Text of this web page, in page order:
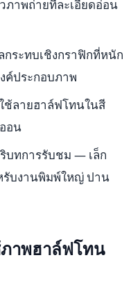
าพถ่ายที่ละเอียดอ่อน
ระทบเชิงกราฟิกที่หนัก
ค์ประกอบภาพ
ลายฮาล์ฟโทนในสี
อน
บทการรับชม — เล็ก
รับงานพิมพ์ใหญ่ ปาน
าพฮาล์ฟโทน